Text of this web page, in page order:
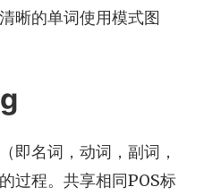
晰的单词使用模式图
即名词，动词，副词，
过程。共享相同POS标